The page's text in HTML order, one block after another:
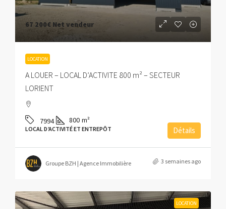
67 200€ Net vendeur
LOCATION
A LOUER – LOCAL D’ACTIVITE 800 m² – SECTEUR
LORIENT
7994 800 m²
LOCAL D’ACTIVITÉ ET ENTREPÔT Détails
Groupe BZH | Agence Immobilière 3 semaines ago
LOCATION